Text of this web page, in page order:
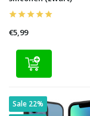
€5,99
Sale 22%